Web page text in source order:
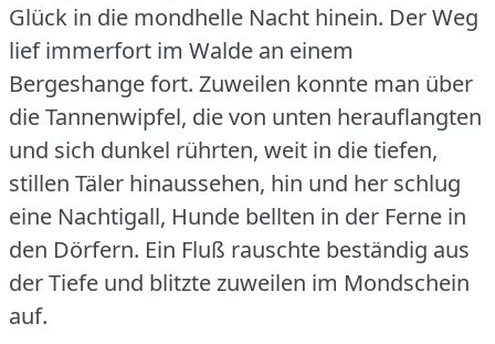
Glück in die mondhelle Nacht hinein. Der Weg
lief immerfort im Walde an einem
Bergeshange fort. Zuweilen konnte man über
die Tannenwipfel, die von unten herauflangten
und sich dunkel rührten, weit in die tiefen,
stillen Täler hinaussehen, hin und her schlug
eine Nachtigall, Hunde bellten in der Ferne in
den Dörfern. Ein Fluß rauschte beständig aus
der Tiefe und blitzte zuweilen im Mondschein
auf.